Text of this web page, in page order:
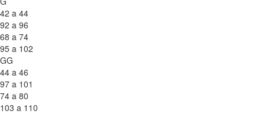
42 a 44
92 a 96
68 a 74
95 a 102
GG
44 a 46
97 a 101
74 a 80
103 a 110